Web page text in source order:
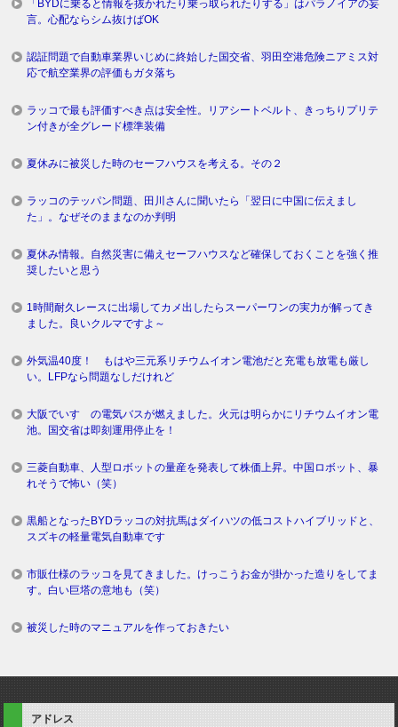
「BYDに乗ると情報を抜かれたり乗っ取られたりする」はパラノイアの妄
言。心配ならシム抜けばOK
認証問題で自動車業界いじめに終始した国交省、羽田空港危険ニアミス対
応で航空業界の評価もガタ落ち
ラッコで最も評価すべき点は安全性。リアシートベルト、きっちりプリテ
ン付きが全グレード標準装備
夏休みに被災した時のセーフハウスを考える。その２
ラッコのテッパン問題、田川さんに聞いたら「翌日に中国に伝えまし
た」。なぜそのままなのか判明
夏休み情報。自然災害に備えセーフハウスなど確保しておくことを強く推
奨したいと思う
1時間耐久レースに出場してカメ出したらスーパーワンの実力が解ってき
ました。良いクルマですよ～
外気温40度！ もはや三元系リチウムイオン電池だと充電も放電も厳し
い。LFPなら問題なしだけれど
大阪でいすゞの電気バスが燃えました。火元は明らかにリチウムイオン電
池。国交省は即刻運用停止を！
三菱自動車、人型ロボットの量産を発表して株価上昇。中国ロボット、暴
れそうで怖い（笑）
黒船となったBYDラッコの対抗馬はダイハツの低コストハイブリッドと、
スズキの軽量電気自動車です
市販仕様のラッコを見てきました。けっこうお金が掛かった造りをしてま
す。白い巨塔の意地も（笑）
被災した時のマニュアルを作っておきたい
アドレス